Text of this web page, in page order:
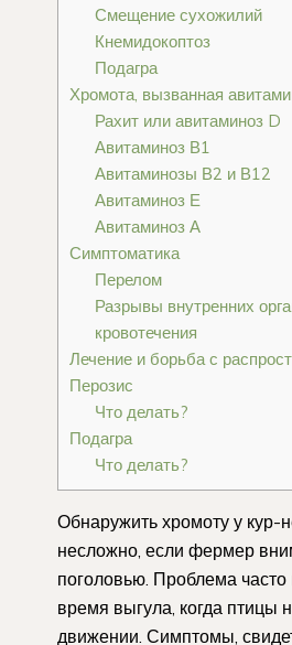
Смещение сухожилий
Кнемидокоптоз
Подагра
Хромота, вызванная
Рахит или авитаминоз D
Авитаминоз В1
Авитаминозы В2 и В12
Авитаминоз Е
Авитаминоз А
Симптоматика
Перелом
Разрывы внутренних
кровотечения
Лечение и борьба с
Перозис
Что делать?
Подагра
Что делать?
Обнаружить хромоту у кур-
несложно, если фермер
поголовью. Проблема
время выгула, когда птицы
движении. Симптомы,